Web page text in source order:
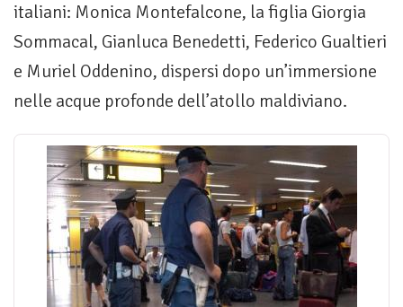
italiani: Monica Montefalcone, la figlia Giorgia
Sommacal, Gianluca Benedetti, Federico Gualtieri
e Muriel Oddenino, dispersi dopo un’immersione
nelle acque profonde dell’atollo maldiviano.